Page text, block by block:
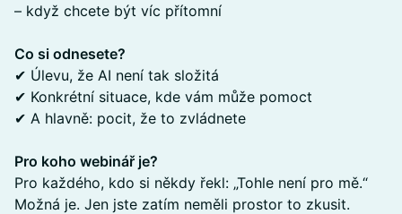
– když chcete být víc přítomní
Co si odnesete?
✔ Úlevu, že AI není tak složitá
✔ Konkrétní situace, kde vám může pomoct
✔ A hlavně: pocit, že to zvládnete
Pro koho webinář je?
Pro každého, kdo si někdy řekl: „Tohle není pro mě.“
Možná je. Jen jste zatím neměli prostor to zkusit.